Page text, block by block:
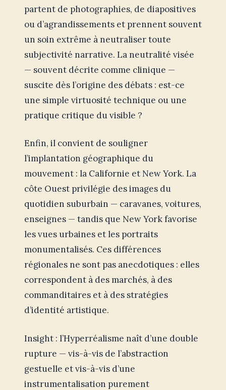
partent de photographies, de diapositives
ou d’agrandissements et prennent souvent
un soin extrême à neutraliser toute
subjectivité narrative. La neutralité visée
— souvent décrite comme clinique —
suscite dès l’origine des débats : est-ce
une simple virtuosité technique ou une
pratique critique du visible ?
Enfin, il convient de souligner
l’implantation géographique du
mouvement : la Californie et New York. La
côte Ouest privilégie des images du
quotidien suburbain — caravanes, voitures,
enseignes — tandis que New York favorise
les vues urbaines et les portraits
monumentalisés. Ces différences
régionales ne sont pas anecdotiques : elles
correspondent à des marchés, à des
commanditaires et à des stratégies
d’identité artistique.
Insight : l’Hyperréalisme naît d’une double
rupture — vis-à-vis de l’abstraction
gestuelle et vis-à-vis d’une
instrumentalisation purement